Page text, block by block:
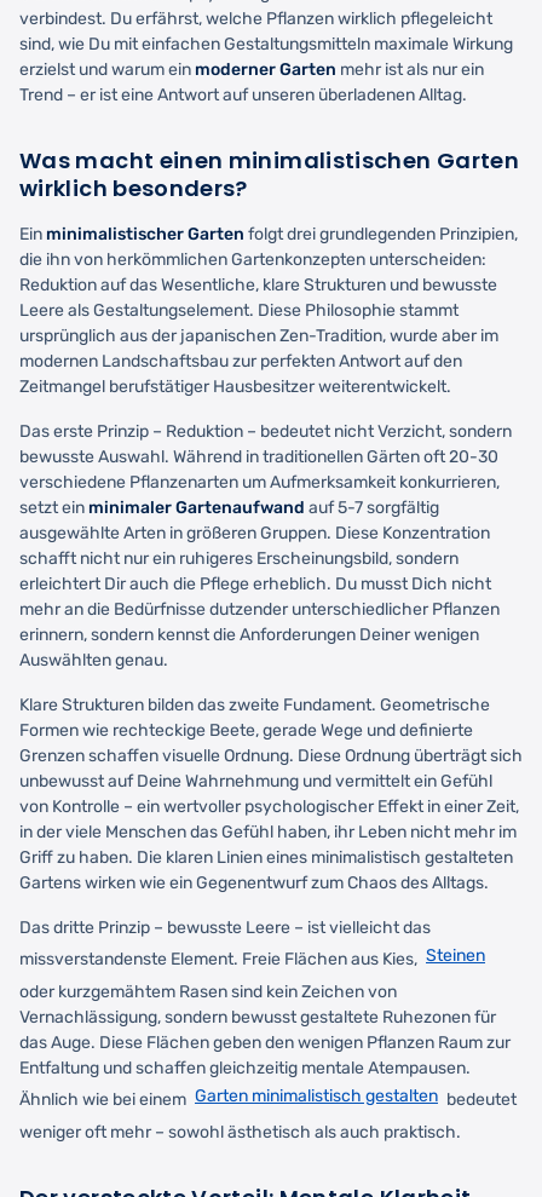
verbindest. Du erfährst, welche Pflanzen wirklich pflegeleicht
sind, wie Du mit einfachen Gestaltungsmitteln maximale Wirkung
erzielst und warum ein moderner Garten mehr ist als nur ein
Trend – er ist eine Antwort auf unseren überladenen Alltag.
Was macht einen minimalistischen Garten
wirklich besonders?
Ein minimalistischer Garten folgt drei grundlegenden Prinzipien,
die ihn von herkömmlichen Gartenkonzepten unterscheiden:
Reduktion auf das Wesentliche, klare Strukturen und bewusste
Leere als Gestaltungselement. Diese Philosophie stammt
ursprünglich aus der japanischen Zen-Tradition, wurde aber im
modernen Landschaftsbau zur perfekten Antwort auf den
Zeitmangel berufstätiger Hausbesitzer weiterentwickelt.
Das erste Prinzip – Reduktion – bedeutet nicht Verzicht, sondern
bewusste Auswahl. Während in traditionellen Gärten oft 20-30
verschiedene Pflanzenarten um Aufmerksamkeit konkurrieren,
setzt ein minimaler Gartenaufwand auf 5-7 sorgfältig
ausgewählte Arten in größeren Gruppen. Diese Konzentration
schafft nicht nur ein ruhigeres Erscheinungsbild, sondern
erleichtert Dir auch die Pflege erheblich. Du musst Dich nicht
mehr an die Bedürfnisse dutzender unterschiedlicher Pflanzen
erinnern, sondern kennst die Anforderungen Deiner wenigen
Auswählten genau.
Klare Strukturen bilden das zweite Fundament. Geometrische
Formen wie rechteckige Beete, gerade Wege und definierte
Grenzen schaffen visuelle Ordnung. Diese Ordnung überträgt sich
unbewusst auf Deine Wahrnehmung und vermittelt ein Gefühl
von Kontrolle – ein wertvoller psychologischer Effekt in einer Zeit,
in der viele Menschen das Gefühl haben, ihr Leben nicht mehr im
Griff zu haben. Die klaren Linien eines minimalistisch gestalteten
Gartens wirken wie ein Gegenentwurf zum Chaos des Alltags.
Das dritte Prinzip – bewusste Leere – ist vielleicht das
missverstandenste Element. Freie Flächen aus Kies, Steinen
oder kurzgemähtem Rasen sind kein Zeichen von
Vernachlässigung, sondern bewusst gestaltete Ruhezonen für
das Auge. Diese Flächen geben den wenigen Pflanzen Raum zur
Entfaltung und schaffen gleichzeitig mentale Atempausen.
Ähnlich wie bei einem Garten minimalistisch gestalten bedeutet
weniger oft mehr – sowohl ästhetisch als auch praktisch.